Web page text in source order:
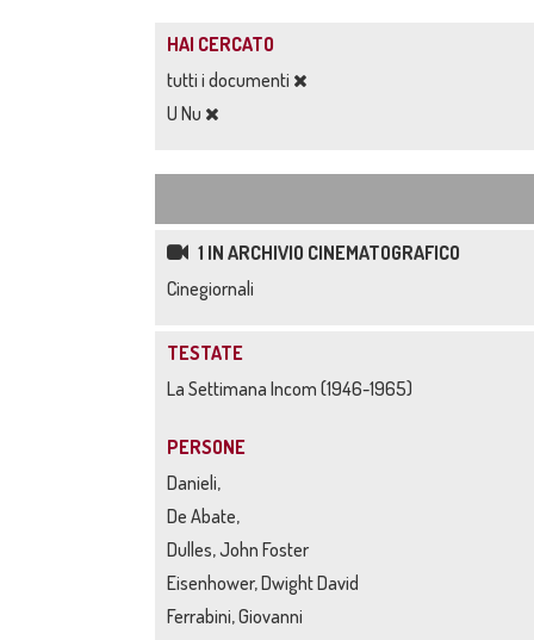
HAI CERCATO
tutti i documenti
U Nu
1 IN ARCHIVIO CINEMATOGRAFICO
Cinegiornali
TESTATE
La Settimana Incom (1946-1965)
PERSONE
Danieli,
De Abate,
Dulles, John Foster
Eisenhower, Dwight David
Ferrabini, Giovanni